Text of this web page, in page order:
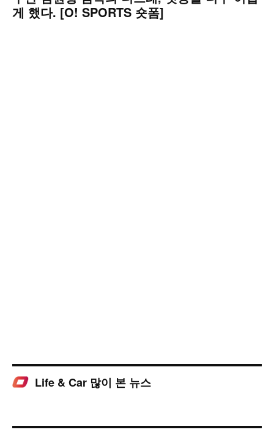
게 했다. [O! SPORTS 숏폼]
Life & Car 많이 본 뉴스